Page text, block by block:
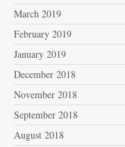
March 2019
February 2019
January 2019
December 2018
November 2018
September 2018
August 2018